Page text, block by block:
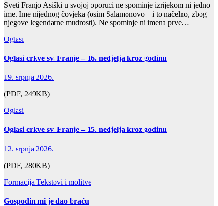
Sveti Franjo Asiški u svojoj oporuci ne spominje izrijekom ni jedno
ime. Ime nijednog čovjeka (osim Salamonovo – i to načelno, zbog
njegove legendarne mudrosti). Ne spominje ni imena prve…
Oglasi
Oglasi crkve sv. Franje – 16. nedjelja kroz godinu
19. srpnja 2026.
(PDF, 249KB)
Oglasi
Oglasi crkve sv. Franje – 15. nedjelja kroz godinu
12. srpnja 2026.
(PDF, 280KB)
Formacija Tekstovi i molitve
Gospodin mi je dao braću